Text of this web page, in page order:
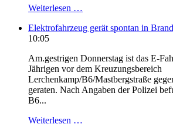
Weiterlesen …
Elektrofahrzeug gerät spontan in Brand
10:05
Am.gestrigen Donnerstag ist das E-
Jährigen vor dem Kreuzungsbereich
Lerchenkamp/B6/Mastbergstraße
geraten. Nach Angaben der Polizei
B6...
Weiterlesen …